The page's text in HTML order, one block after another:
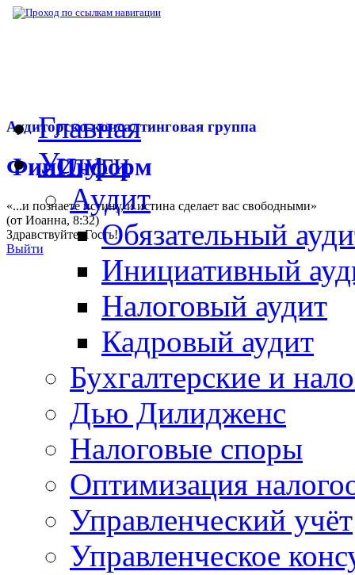
Аудиторско-консалтинговая группа
ФинИнформ
«...и познаете истину, и истина сделает вас свободными»
(от Иоанна, 8:32)
Здравствуйте,Гость!
Выйти
Главная
Услуги
Аудит
Обязательный
Инициативный
Налоговый аудит
Кадровый аудит
Бухгалтерские и
Дью Дилидженс
Налоговые споры
Оптимизация
Управленческий учёт
Управленческое